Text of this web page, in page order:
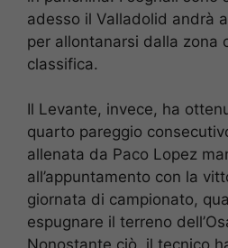
adesso il Valladolid andrà
per allontanarsi dalla zona
classifica.
Il Levante, invece, ha
quarto pareggio
allenata da Paco Lopez
all’appuntamento con la
giornata di campionato,
espugnare il terreno